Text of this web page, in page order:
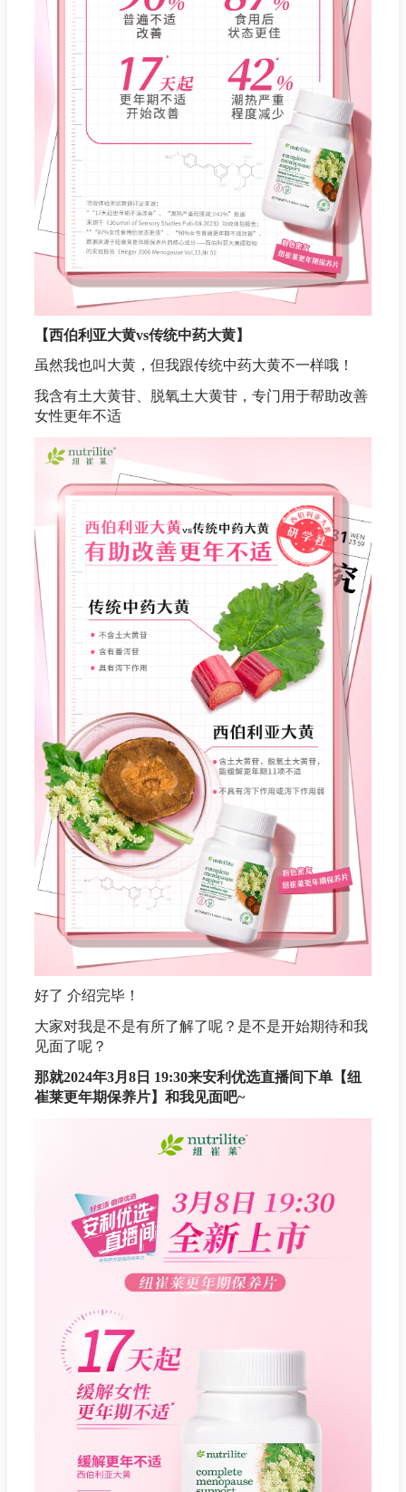
【西伯利亚大黄vs传统中药大黄】
虽然我也叫大黄，但我跟传统中药大黄不一样哦！
我含有土大黄苷、脱氧土大黄苷，专门用于帮助改善
女性更年不适
好了 介绍完毕！
大家对我是不是有所了解了呢？是不是开始期待和我
见面了呢？
那就2024年3月8日 19:30来安利优选直播间下单【纽
崔莱更年期保养片】和我见面吧~